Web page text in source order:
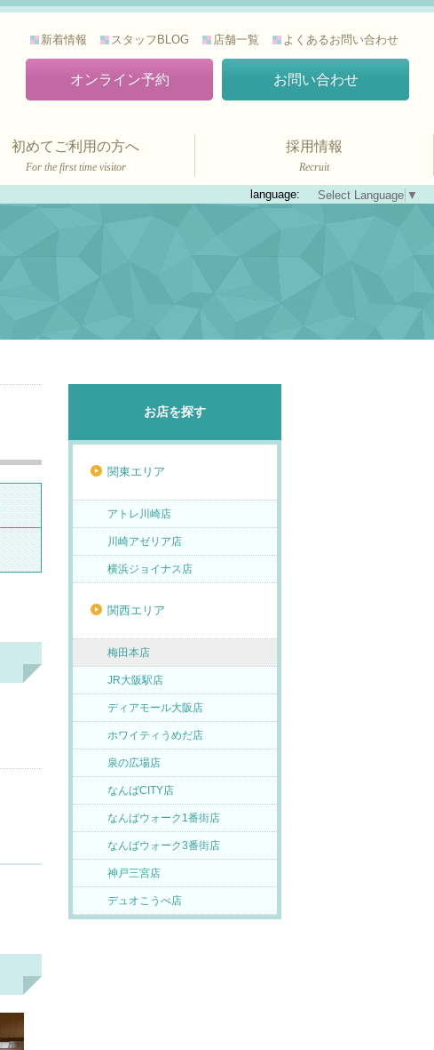
新着情報 スタッフBLOG 店舗一覧 よくあるお問い合わせ
オンライン予約 お問い合わせ
初めてご利用の方へ
For the first time visitor
採用情報
Recruit
language: Select Language ▼
お店を探す
関東エリア
アトレ川崎店
川崎アゼリア店
横浜ジョイナス店
関西エリア
梅田本店
JR大阪駅店
ディアモール大阪店
ホワイティうめだ店
泉の広場店
なんばCITY店
なんばウォーク1番街店
なんばウォーク3番街店
神戸三宮店
デュオこうべ店